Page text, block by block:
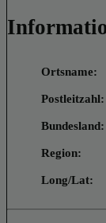
Ortsname:
Postleitzahl:
Bundesland:
Region:
Long/Lat: